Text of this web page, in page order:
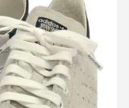
タンスミス スニーカ